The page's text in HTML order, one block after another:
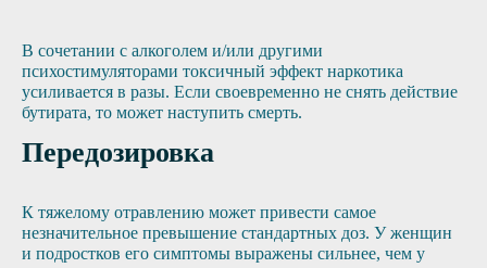
В сочетании с алкоголем и/или другими
психостимуляторами токсичный эффект наркотика
усиливается в разы. Если своевременно не снять действие
бутирата, то может наступить смерть.
Передозировка
К тяжелому отравлению может привести самое
незначительное превышение стандартных доз. У женщин
и подростков его симптомы выражены сильнее, чем у